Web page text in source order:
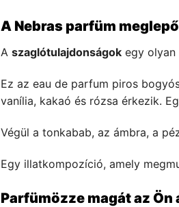
A Nebras parfüm
A szaglótulajdonságok egy
Ez az eau de parfum piros
vanília, kakaó és rózsa érkezik.
Végül a tonkabab, az ámbra, a
Egy illatkompozíció, amely
Parfümözze magát az